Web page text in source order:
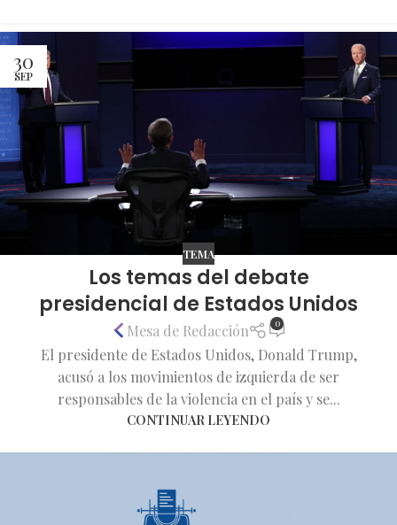
30
SEP
TEMA
Los temas del debate
presidencial de Estados Unidos
Mesa de Redacción 0
El presidente de Estados Unidos, Donald Trump,
acusó a los movimientos de izquierda de ser
responsables de la violencia en el país y se...
CONTINUAR LEYENDO